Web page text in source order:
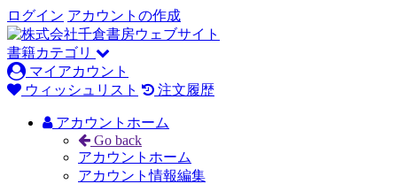
ログイン アカウントの作成
書籍カテゴリ
マイアカウント
ウィッシュリスト
注文履歴
アカウントホーム
Go back
アカウントホーム
アカウント情報編集